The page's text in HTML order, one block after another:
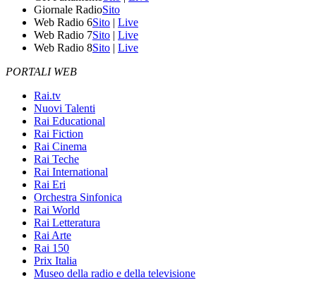
Giornale RadioSito
Web Radio 6Sito | Live
Web Radio 7Sito | Live
Web Radio 8Sito | Live
PORTALI WEB
Rai.tv
Nuovi Talenti
Rai Educational
Rai Fiction
Rai Cinema
Rai Teche
Rai International
Rai Eri
Orchestra Sinfonica
Rai World
Rai Letteratura
Rai Arte
Rai 150
Prix Italia
Museo della radio e della televisione